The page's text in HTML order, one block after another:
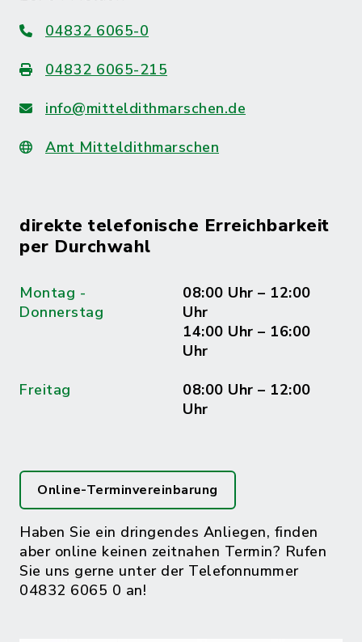
04832 6065-0
04832 6065-215
info@mitteldithmarschen.de
Amt Mitteldithmarschen
direkte telefonische Erreichbarkeit
per Durchwahl
Montag -
Donnerstag
08:00 Uhr – 12:00
Uhr
14:00 Uhr – 16:00
Uhr
Freitag
08:00 Uhr – 12:00
Uhr
Online-Terminvereinbarung
Haben Sie ein dringendes Anliegen, finden
aber online keinen zeitnahen Termin? Rufen
Sie uns gerne unter der Telefonnummer
04832 6065 0 an!